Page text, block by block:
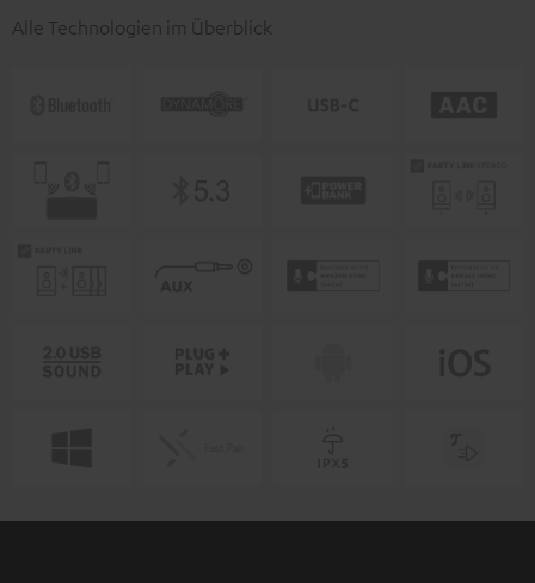
Alle Technologien im Überblick